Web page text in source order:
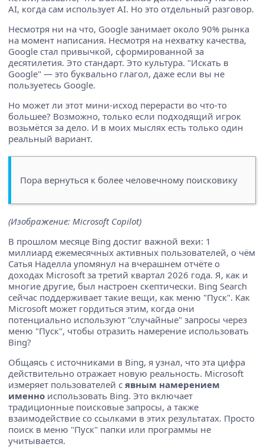
AI, когда сам использует AI. Но это отдельный разговор.
Несмотря ни на что, Google занимает около 90% рынка
на момент написания. Несмотря на нехватку качества,
Google стал привычкой, сформированной за
десятилетия. Это стандарт. Это культура. "Искать в
Google" — это буквально глагол, даже если вы не
пользуетесь Google.
Но может ли этот мини-исход перерасти во что-то
большее? Возможно, только если подходящий игрок
возьмётся за дело. И в моих мыслях есть только один
реальный вариант.
Пора вернуться к более человечному поисковику
(Изображение: Microsoft Copilot)
В прошлом месяце Bing достиг важной вехи: 1
миллиард ежемесячных активных пользователей, о чём
Сатья Наделла упомянул на вчерашнем отчёте о
доходах Microsoft за третий квартал 2026 года. Я, как и
многие другие, был настроен скептически. Bing Search
сейчас поддерживает такие вещи, как меню "Пуск". Как
Microsoft может гордиться этим, когда они
потенциально используют "случайные" запросы через
меню "Пуск", чтобы отразить намерение использовать
Bing?
Общаясь с источниками в Bing, я узнал, что эта цифра
действительно отражает новую реальность. Microsoft
измеряет пользователей с явным намерением
именно использовать Bing. Это включает
традиционные поисковые запросы, а также
взаимодействие со ссылками в этих результатах. Просто
поиск в меню "Пуск" папки или программы не
учитывается.